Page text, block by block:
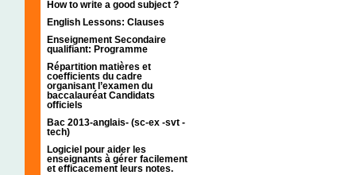
How to write a good subject ?
English Lessons: Clauses
Enseignement Secondaire
qualifiant: Programme
Répartition matières et
coefficients du cadre
organisant l’examen du
baccalauréat Candidats
officiels
Bac 2013-anglais- (sc-ex -svt -
tech)
Logiciel pour aider les
enseignants à gérer facilement
et efficacement leurs notes.